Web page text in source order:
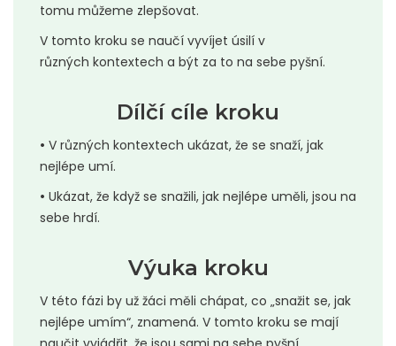
tomu můžeme zlepšovat.
V tomto kroku se naučí vyvíjet úsilí v
různých kontextech a být za to na sebe pyšní.
Dílčí cíle kroku
• V různých kontextech ukázat, že se snaží, jak
nejlépe umí.
• Ukázat, že když se snažili, jak nejlépe uměli, jsou na
sebe hrdí.
Výuka kroku
V této fázi by už žáci měli chápat, co „snažit se, jak
nejlépe umím“, znamená. V tomto kroku se mají